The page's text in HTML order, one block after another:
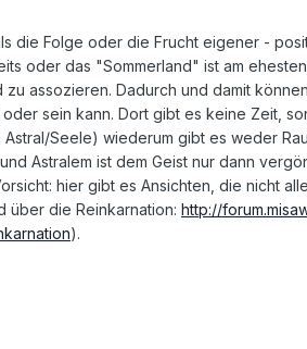
die Folge oder die Frucht eigener -
oder das "Sommerland" ist am
assozieren. Dadurch und damit
sein kann. Dort gibt es keine Zeit,
Seele) wiederum gibt es weder
Astralem ist dem Geist nur dann
hier gibt es Ansichten, die nicht
über die Reinkarnation: http://
).